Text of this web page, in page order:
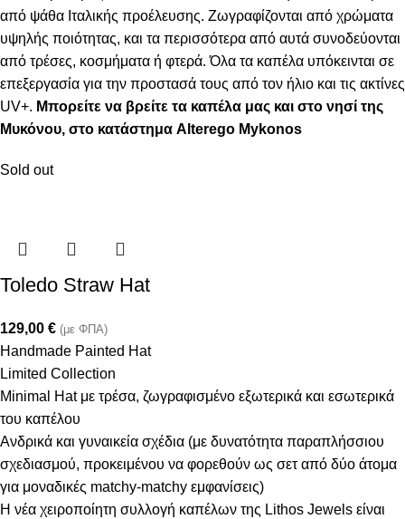
από ψάθα Ιταλικής προέλευσης. Ζωγραφίζονται από χρώματα
υψηλής ποιότητας, και τα περισσότερα από αυτά συνοδεύονται
από τρέσες, κοσμήματα ή φτερά. Όλα τα καπέλα υπόκεινται σε
επεξεργασία για την προστασά τους από τον ήλιο και τις ακτίνες
UV+. Μπορείτε να βρείτε τα καπέλα μας και στο νησί της
Μυκόνου, στο κατάστημα Alterego Mykonos
Sold out
Toledo Straw Hat
129,00 € (με ΦΠΑ)
Handmade Painted Hat
Limited Collection
Minimal Hat με τρέσα, ζωγραφισμένο εξωτερικά και εσωτερικά
του καπέλου
Ανδρικά και γυναικεία σχέδια (με δυνατότητα παραπλήσσιου
σχεδιασμού, προκειμένου να φορεθούν ως σετ από δύο άτομα
για μοναδικές matchy-matchy εμφανίσεις)
Η νέα χειροποίητη συλλογή καπέλων της Lithos Jewels είναι